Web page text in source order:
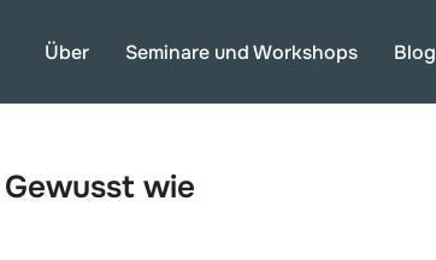
Über Seminare und Workshops Blog
Gewusst wie